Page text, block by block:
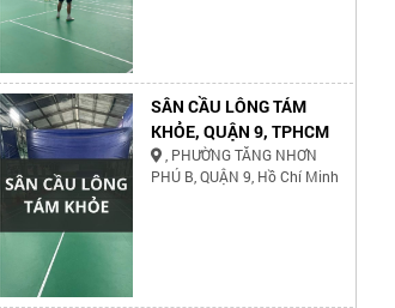
SÂN CẦU LÔNG TÁM
KHỎE, QUẬN 9, TPHCM
, PHƯỜNG TĂNG NHƠN
PHÚ B, QUẬN 9, Hồ Chí Minh